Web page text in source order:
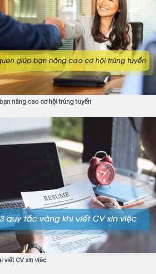
nâng cao cơ hội trúng tuyển
viết CV xin việc